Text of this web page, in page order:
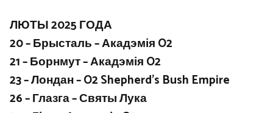
ЛЮТЫ 2025 ГОДА
20 – Брысталь – Акадэмія O2
21 – Борнмут – Акадэмія O2
23 – Лондан – O2 Shepherd’s Bush Empire
26 – Глазга – Святы Лука